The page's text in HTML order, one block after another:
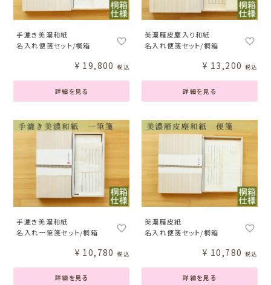
手漉き美濃和紙
名入れ便箋セット/桐箱
詳細を見る
¥ 19,800 税込
美濃雁皮塵入り和紙
名入れ便箋セット/桐箱
詳細を見る
¥ 13,200 税込
手漉き美濃和紙
名入れ一筆箋セット/桐箱
詳細を見る
¥ 10,780 税込
美濃雁皮紙
名入れ便箋セット/桐箱
詳細を見る
¥ 10,780 税込